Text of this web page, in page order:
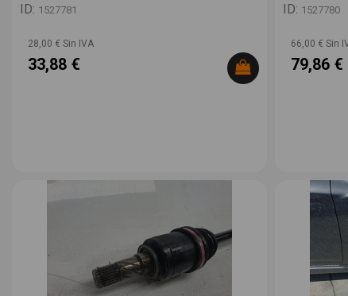
ID: 1527781
28,00 € Sin IVA
33,88 €
ID: 1527780
66,00 € Sin
79,86 €